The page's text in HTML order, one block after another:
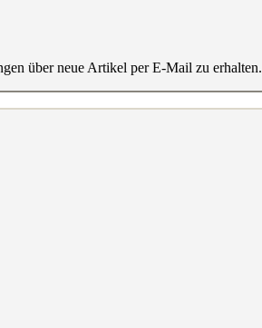
über neue Artikel per E-Mail zu erhalten.